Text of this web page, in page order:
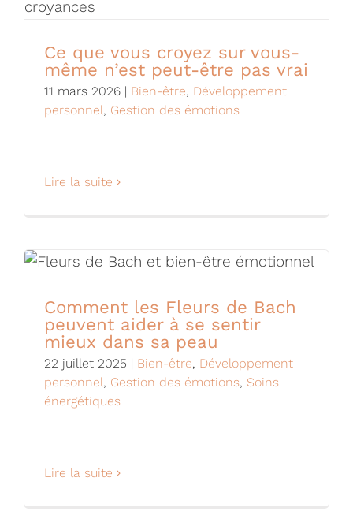
Ce que vous croyez sur vous-
même n’est peut-être pas vrai
11 mars 2026 | Bien-être, Développement
personnel, Gestion des émotions
Lire la suite
Comment les Fleurs de Bach
peuvent aider à se sentir
mieux dans sa peau
22 juillet 2025 | Bien-être, Développement
personnel, Gestion des émotions, Soins
énergétiques
Lire la suite